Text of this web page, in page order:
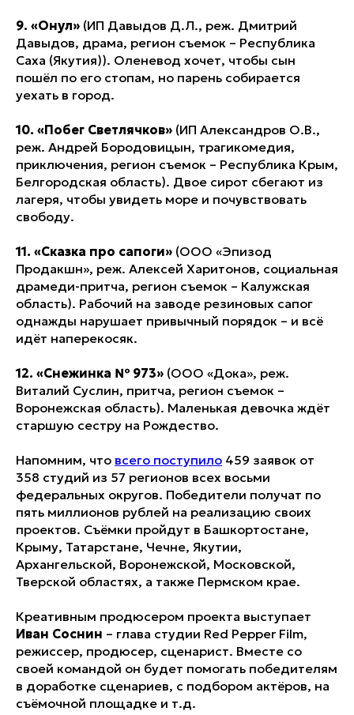
9. «Онул» (ИП Давыдов Д.Л., реж. Дмитрий
Давыдов, драма, регион съемок – Республика
Саха (Якутия)). Оленевод хочет, чтобы сын
пошёл по его стопам, но парень собирается
уехать в город.
10. «Побег Светлячков» (ИП Александров О.В.,
реж. Андрей Бородовицын, трагикомедия,
приключения, регион съемок – Республика Крым,
Белгородская область). Двое сирот сбегают из
лагеря, чтобы увидеть море и почувствовать
свободу.
11. «Сказка про сапоги» (ООО «Эпизод
Продакшн», реж. Алексей Харитонов, социальная
драмеди-притча, регион съемок – Калужская
область). Рабочий на заводе резиновых сапог
однажды нарушает привычный порядок – и всё
идёт наперекосяк.
12. «Снежинка № 973» (ООО «Дока», реж.
Виталий Суслин, притча, регион съемок –
Воронежская область). Маленькая девочка ждёт
старшую сестру на Рождество.
Напомним, что всего поступило 459 заявок от
358 студий из 57 регионов всех восьми
федеральных округов. Победители получат по
пять миллионов рублей на реализацию своих
проектов. Съёмки пройдут в Башкортостане,
Крыму, Татарстане, Чечне, Якутии,
Архангельской, Воронежской, Московской,
Тверской областях, а также Пермском крае.
Креативным продюсером проекта выступает
Иван Соснин – глава студии Red Pepper Film,
режиссер, продюсер, сценарист. Вместе со
своей командой он будет помогать победителям
в доработке сценариев, с подбором актёров, на
съёмочной площадке и т.д.